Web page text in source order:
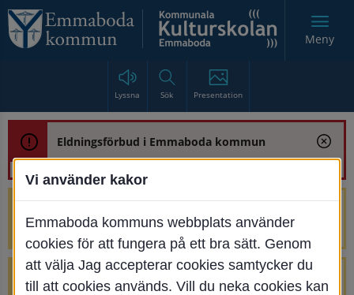
Lyssna Sök Presentation
Meny
Eldningsförbud i Emmaboda kommun
renoveringen av Bjurbäcksbron
Tillfälliga avstängningar på Centrumtorget
Vi använder kakor
Emmaboda kommuns webbplats använder
cookies för att fungera på ett bra sätt. Genom
att välja Jag accepterar cookies samtycker du
till att cookies används. Vill du neka cookies kan